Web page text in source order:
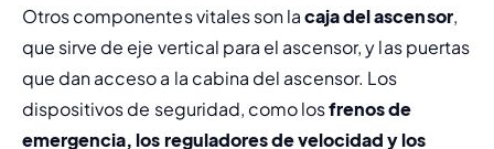
Otros componentes vitales son la caja del ascensor,
que sirve de eje vertical para el ascensor, y las puertas
que dan acceso a la cabina del ascensor. Los
dispositivos de seguridad, como los frenos de
emergencia, los reguladores de velocidad y los